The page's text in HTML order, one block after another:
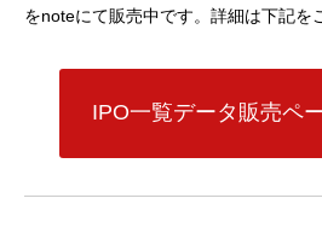
をnoteにて販売中です。詳細は下記を
IPO一覧データ販売ペ